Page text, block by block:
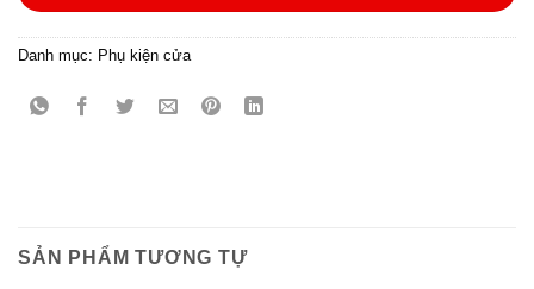
Danh mục: Phụ kiện cửa
SẢN PHẨM TƯƠNG TỰ